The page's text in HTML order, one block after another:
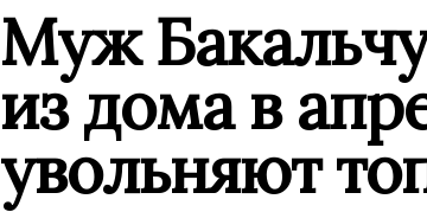
Муж
из дома в
увольняют